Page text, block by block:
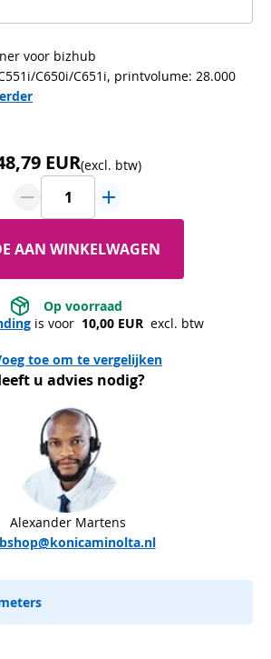
voor bizhub
C650i/C651i, printvolume: 28.000
EUR(excl. btw)
AAN WINKELWAGEN
Op voorraad
is voor 10,00 EUR excl. btw
toe om te vergelijken
u advies nodig?
Alexander Martens